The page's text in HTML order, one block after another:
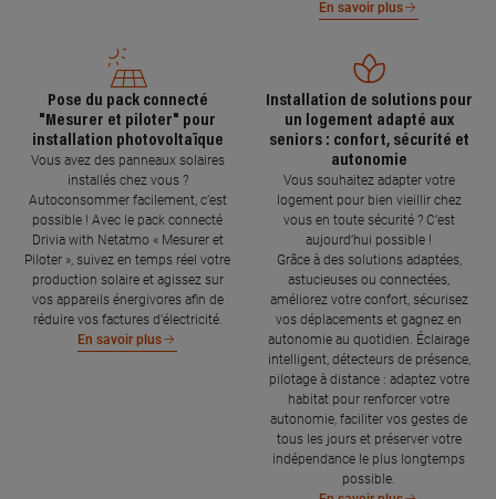
En savoir plus
Pose du pack connecté
"Mesurer et piloter" pour
installation photovoltaïque
Vous avez des panneaux solaires
installés chez vous ?
Autoconsommer facilement, c’est
possible ! Avec le pack connecté
Drivia with Netatmo « Mesurer et
Piloter », suivez en temps réel votre
production solaire et agissez sur
vos appareils énergivores afin de
réduire vos factures d’électricité.
En savoir plus
Installation de solutions pour
un logement adapté aux
seniors : confort, sécurité et
autonomie
Vous souhaitez adapter votre
logement pour bien vieillir chez
vous en toute sécurité ? C’est
aujourd’hui possible !
Grâce à des solutions adaptées,
astucieuses ou connectées,
améliorez votre confort, sécurisez
vos déplacements et gagnez en
autonomie au quotidien. Éclairage
intelligent, détecteurs de présence,
pilotage à distance : adaptez votre
habitat pour renforcer votre
autonomie, faciliter vos gestes de
tous les jours et préserver votre
indépendance le plus longtemps
possible.